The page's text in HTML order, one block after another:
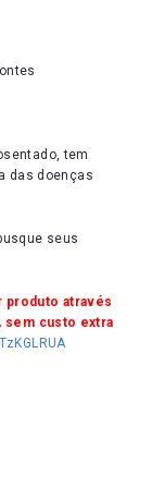
tem
das doenças
seus
produto através
sem custo extra